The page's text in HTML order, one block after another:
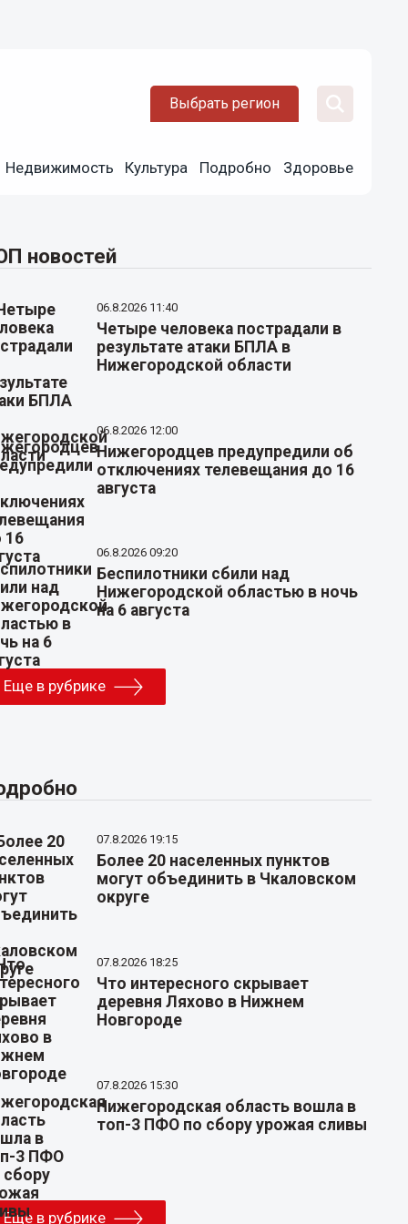
Выбрать регион
Недвижимость Культура Подробно Здоровье
новостей
06.8.2026 11:40
Четыре человека пострадали в
результате атаки БПЛА в
Нижегородской области
06.8.2026 12:00
Нижегородцев предупредили об
отключениях телевещания до 16
августа
06.8.2026 09:20
Беспилотники сбили над
Нижегородской областью в ночь
на 6 августа
Еще в рубрике
07.8.2026 19:15
Более 20 населенных пунктов
могут объединить в Чкаловском
округе
07.8.2026 18:25
Что интересного скрывает
деревня Ляхово в Нижнем
Новгороде
07.8.2026 15:30
Нижегородская область вошла в
топ-3 ПФО по сбору урожая сливы
Еще в рубрике